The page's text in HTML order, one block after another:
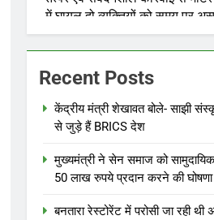
Recent Posts
केंद्रीय मंत्री शेखावत बोले- साझी
से जुड़े हैं BRICS देश
मुख्यमंत्री ने सेन समाज को
50 लाख रुपये प्रदान करने की
बनतारा रेस्टोरेंट में परोसी जा रही